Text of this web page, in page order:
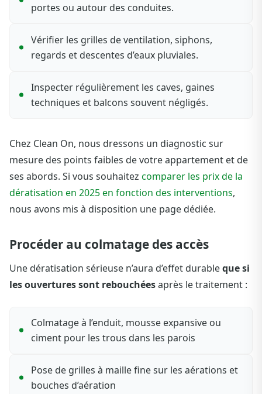
portes ou autour des conduites.
Vérifier les grilles de ventilation, siphons,
regards et descentes d’eaux pluviales.
Inspecter régulièrement les caves, gaines
techniques et balcons souvent négligés.
Chez Clean On, nous dressons un diagnostic sur
mesure des points faibles de votre appartement et de
ses abords. Si vous souhaitez comparer les prix de la
dératisation en 2025 en fonction des interventions,
nous avons mis à disposition une page dédiée.
Procéder au colmatage des accès
Une dératisation sérieuse n’aura d’effet durableque si
les ouvertures sont rebouchéesaprès le traitement :
Colmatage à l’enduit, mousse expansive ou
ciment pour les trous dans les parois
Pose de grilles à maille fine sur les aérations et
bouches d’aération